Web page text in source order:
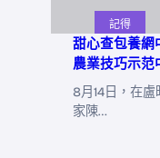
記得
甜心查包養網
農業技巧示范
8月14日，在
家陳…